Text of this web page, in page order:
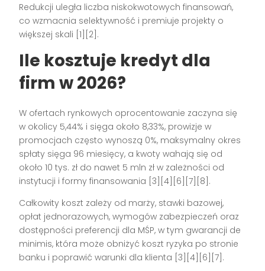
Redukcji uległa liczba niskokwotowych finansowań,
co wzmacnia selektywność i premiuje projekty o
większej skali [1][2].
Ile kosztuje kredyt dla
firm w 2026?
W ofertach rynkowych oprocentowanie zaczyna się
w okolicy 5,44% i sięga około 8,33%, prowizje w
promocjach często wynoszą 0%, maksymalny okres
spłaty sięga 96 miesięcy, a kwoty wahają się od
około 10 tys. zł do nawet 5 mln zł w zależności od
instytucji i formy finansowania [3][4][6][7][8].
Całkowity koszt zależy od marży, stawki bazowej,
opłat jednorazowych, wymogów zabezpieczeń oraz
dostępności preferencji dla MŚP, w tym gwarancji de
minimis, która może obniżyć koszt ryzyka po stronie
banku i poprawić warunki dla klienta [3][4][6][7].